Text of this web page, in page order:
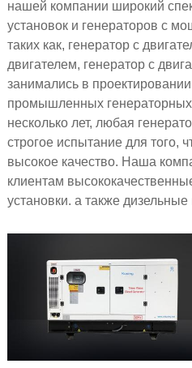
нашей компании широкий
установок и генераторов с
таких как, генератор с
двигателем, генератор с
занимались в
промышленных генераторных
несколько лет, любая
строгое испытание для того,
высокое качество. Наша
клиентам
установки. а также